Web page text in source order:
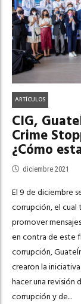
ARTÍCULOS
CIG,
Crime
¿Cómo
diciembre 2021
El 9 de diciembre
corrupción, el
promover
en contra de este
corrupción,
crearon la
hacer una revisión
corrupción y de...